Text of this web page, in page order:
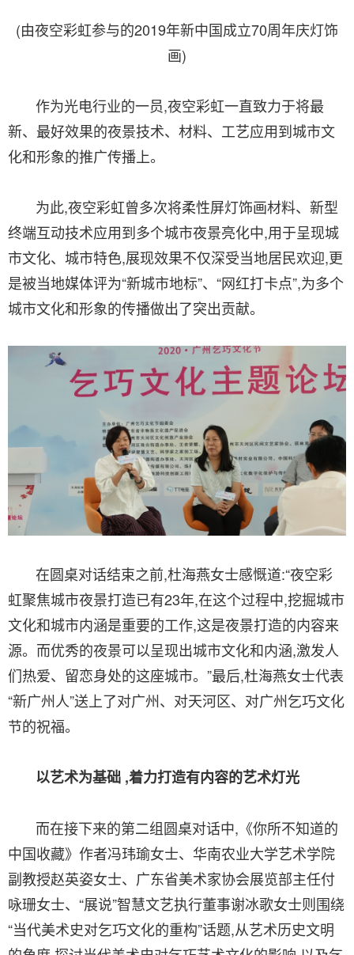
(由夜空彩虹参与的2019年新中国成立70周年庆灯饰
画)
作为光电行业的一员,夜空彩虹一直致力于将最
新、最好效果的夜景技术、材料、工艺应用到城市文
化和形象的推广传播上。
为此,夜空彩虹曾多次将柔性屏灯饰画材料、新型
终端互动技术应用到多个城市夜景亮化中,用于呈现城
市文化、城市特色,展现效果不仅深受当地居民欢迎,更
是被当地媒体评为“新城市地标”、“网红打卡点”,为多个
城市文化和形象的传播做出了突出贡献。
在圆桌对话结束之前,杜海燕女士感慨道:“夜空彩
虹聚焦城市夜景打造已有23年,在这个过程中,挖掘城市
文化和城市内涵是重要的工作,这是夜景打造的内容来
源。而优秀的夜景可以呈现出城市文化和内涵,激发人
们热爱、留恋身处的这座城市。”最后,杜海燕女士代表
“新广州人”送上了对广州、对天河区、对广州乞巧文化
节的祝福。
以艺术为基础 ,着力打造有内容的艺术灯光
而在接下来的第二组圆桌对话中,《你所不知道的
中国收藏》作者冯玮瑜女士、华南农业大学艺术学院
副教授赵英姿女士、广东省美术家协会展览部主任付
咏珊女士、“展说”智慧文艺执行董事谢冰歌女士则围绕
“当代美术史对乞巧文化的重构”话题,从艺术历史文明